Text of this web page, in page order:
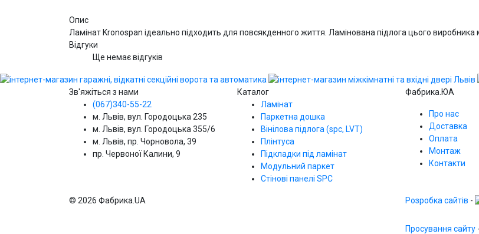
Опис
Ламінат Kronospan ідеально підходить для повсякденного життя. Ламінована підлога цього виробника
Відгуки
Ще немає відгуків
Зв'яжіться з нами
(067)340-55-22
м. Львів, вул. Городоцька 235
м. Львів, вул. Городоцька 355/6
м. Львів, пр. Чорновола, 39
пр. Червоної Калини, 9
Каталог
Ламінат
Паркетна дошка
Вінілова підлога (spc, LVT)
Плінтуса
Підкладки під ламінат
Модульний паркет
Стінові панелі SPС
Фабрика.ЮА
Про нас
Доставка
Оплата
Монтаж
Контакти
© 2026 Фабрика.UA Розробка сайтів -
Просування сайту -